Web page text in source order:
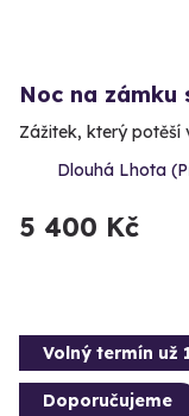
Noc na zámku
Zážitek, který potěší
Dlouhá Lhota
5 400 Kč
Volný termín už
Doporučujeme